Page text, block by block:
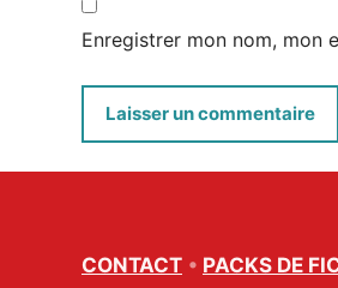
Enregistrer mon nom, mon
CONTACT • PACKS DE